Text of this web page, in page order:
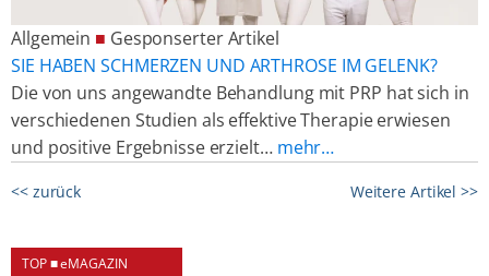
Allgemein ■ Gesponserter Artikel
SIE HABEN SCHMERZEN UND ARTHROSE IM GELENK?
Die von uns angewandte Behandlung mit PRP hat sich in
verschiedenen Studien als effektive Therapie erwiesen
und positive Ergebnisse erzielt… mehr…
<< zurück Weitere Artikel >>
TOP ■ eMAGAZIN